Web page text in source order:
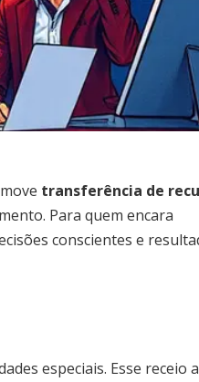
transferência de
Para quem encara
conscientes e
especiais. Esse receio